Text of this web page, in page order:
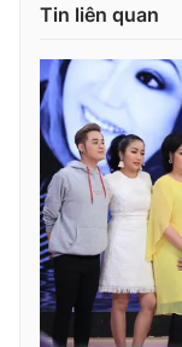
Tin liên quan